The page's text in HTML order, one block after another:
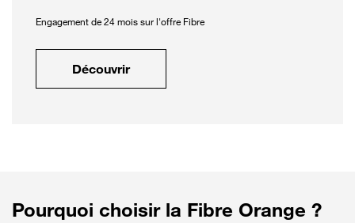
Engagement de 24 mois sur l'offre Fibre
Découvrir
Pourquoi choisir la Fibre Orange ?